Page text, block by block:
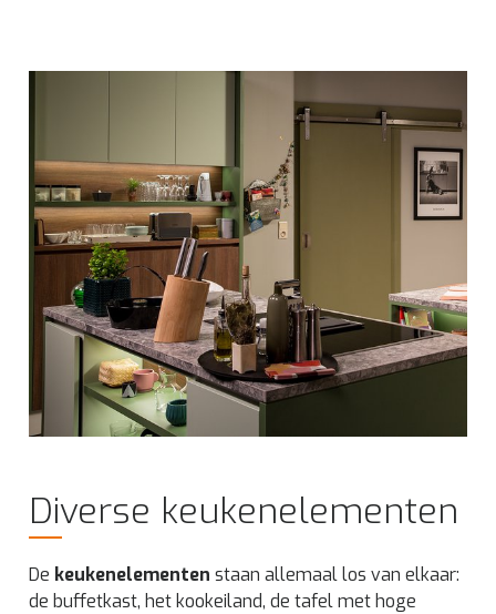
Diverse keukenelementen
De keukenelementen staan allemaal los van elkaar:
de buffetkast, het kookeiland, de tafel met hoge